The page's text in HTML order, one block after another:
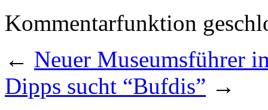
Kommentarfunktion
← Neuer Museumsführer
Dipps sucht “Bufdis” →